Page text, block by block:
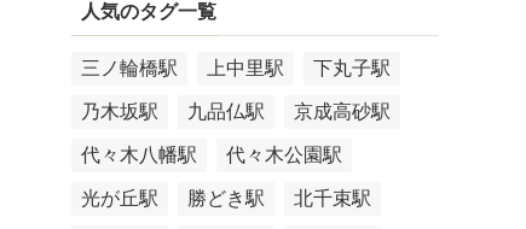
人気のタグ一覧
三ノ輪橋駅 上中里駅 下丸子駅
乃木坂駅 九品仏駅 京成高砂駅
代々木八幡駅 代々木公園駅
光が丘駅 勝どき駅 北千束駅